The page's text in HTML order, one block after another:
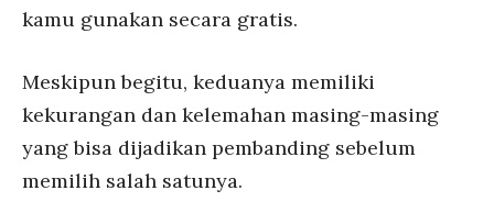
kamu gunakan secara gratis.
Meskipun begitu, keduanya memiliki
kekurangan dan kelemahan masing-masing
yang bisa dijadikan pembanding sebelum
memilih salah satunya.